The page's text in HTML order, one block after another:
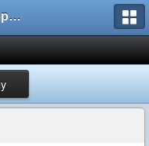
AMXX.pl: Support AMX Mod X i SourceMod